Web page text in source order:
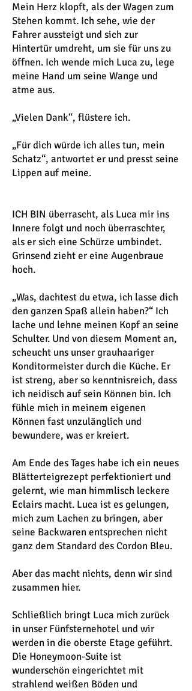
Mein Herz klopft, als der Wagen zum
Stehen kommt. Ich sehe, wie der
Fahrer aussteigt und sich zur
Hintertür umdreht, um sie für uns zu
öffnen. Ich wende mich Luca zu, lege
meine Hand um seine Wange und
atme aus.
„Vielen Dank“, flüstere ich.
„Für dich würde ich alles tun, mein
Schatz“, antwortet er und presst seine
Lippen auf meine.
ICH BIN überrascht, als Luca mir ins
Innere folgt und noch überraschter,
als er sich eine Schürze umbindet.
Grinsend zieht er eine Augenbraue
hoch.
„Was, dachtest du etwa, ich lasse dich
den ganzen Spaß allein haben?“ Ich
lache und lehne meinen Kopf an seine
Schulter. Und von diesem Moment an,
scheucht uns unser grauhaariger
Konditormeister durch die Küche. Er
ist streng, aber so kenntnisreich, dass
ich neidisch auf sein Können bin. Ich
fühle mich in meinem eigenen
Können fast unzulänglich und
bewundere, was er kreiert.
Am Ende des Tages habe ich ein neues
Blätterteigrezept perfektioniert und
gelernt, wie man himmlisch leckere
Eclairs macht. Luca ist es gelungen,
mich zum Lachen zu bringen, aber
seine Backwaren entsprechen nicht
ganz dem Standard des Cordon Bleu.
Aber das macht nichts, denn wir sind
zusammen hier.
Schließlich bringt Luca mich zurück
in unser Fünfsternehotel und wir
werden in die oberste Etage geführt.
Die Honeymoon-Suite ist
wunderschön eingerichtet mit
strahlend weißen Böden und